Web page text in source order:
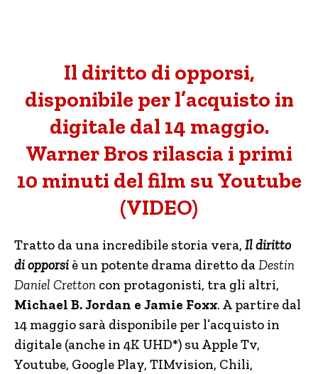
Il diritto di opporsi,
disponibile per l’acquisto in
digitale dal 14 maggio.
Warner Bros rilascia i primi
10 minuti del film su Youtube
(VIDEO)
Tratto da una incredibile storia vera, Il diritto
di opporsi è un potente drama diretto daDestin
Daniel Cretton con protagonisti, tra gli altri,
Michael B. Jordan e Jamie Foxx. A partire dal
14 maggio sarà disponibile per l’acquisto in
digitale (anche in 4K UHD*) su Apple Tv,
Youtube, Google Play, TIMvision, Chili,